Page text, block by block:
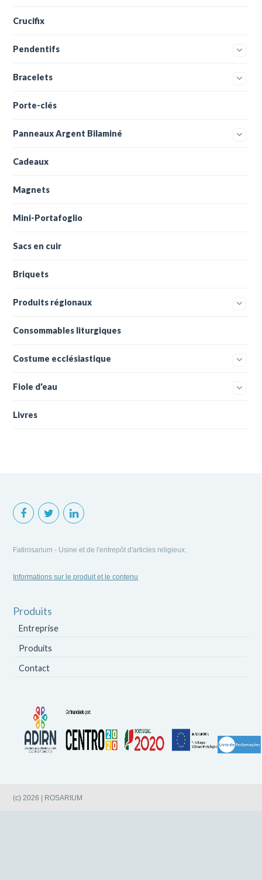
Crucifix
Pendentifs
Bracelets
Porte-clés
Panneaux Argent Bilaminé
Cadeaux
Magnets
Mini-Portafoglio
Sacs en cuir
Briquets
Produits régionaux
Consommables liturgiques
Costume ecclésiastique
Fiole d'eau
Livres
Fatirosarium - Usine et de l'entrepôt d'articles religieux.
Informations sur le produit et le contenu
Produits
Entreprise
Produits
Contact
(c) 2026 | ROSARIUM